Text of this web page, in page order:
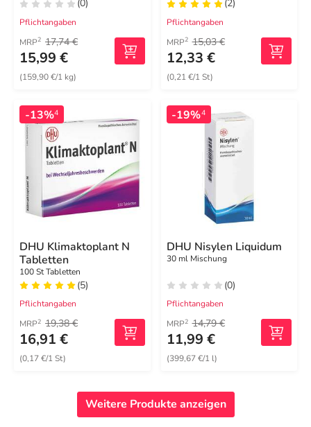
(0)
Pflichtangaben
MRP2 17,74 €
15,99 €
(159,90 €/1 kg)
(2)
Pflichtangaben
MRP2 15,03 €
12,33 €
(0,21 €/1 St)
-13%4
DHU Klimaktoplant N
Tabletten
100 St Tabletten
(5)
Pflichtangaben
MRP2 19,38 €
16,91 €
(0,17 €/1 St)
-19%4
DHU Nisylen Liquidum
30 ml Mischung
(0)
Pflichtangaben
MRP2 14,79 €
11,99 €
(399,67 €/1 l)
Weitere Produkte anzeigen